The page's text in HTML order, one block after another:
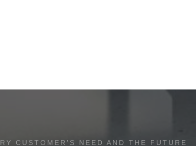
CUSTOMER'S NEED AND THE FUTURE